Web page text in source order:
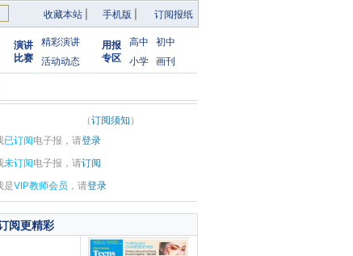
收藏本站 手机版 订阅报纸
演讲
比赛
精彩演讲
活动动态
用报
专区
高中
初中
小学 画刊
（订阅须知 ）
已订阅电子报，请登录
未订阅电子报，请订阅
是VIP教师会员 ，请登录
阅更精彩